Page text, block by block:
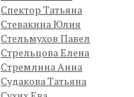
Спектор Татьяна
Стевакина Юлия
Стельмухов Павел
Стрельцова Елена
Стремлина Анна
Судакова Татьяна